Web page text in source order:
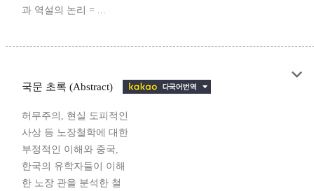
과 역설의 논리 = ...
국문 초록 (Abstract)
허무주의, 현실 도피적인
사상 등 노장철학에 대한
부정적인 이해와 중국,
한국의 유학자들이 이해
한 노장 관을 분석한 철